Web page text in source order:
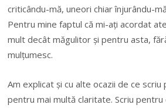
criticându-mă, uneori chiar înjurându-
Pentru mine faptul că mi-ați acordat
mult decât măgulitor și pentru asta,
mulțumesc.
Am explicat și cu alte ocazii de ce
pentru mai multă claritate. Scriu pentru